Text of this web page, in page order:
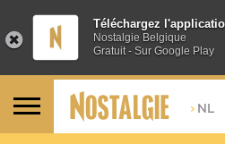
Téléchargez
Nostalgie Belgique
Gratuit - Sur Google Play
> NL